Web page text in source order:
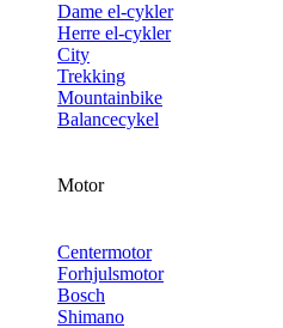
Dame el-cykler
Herre el-cykler
City
Trekking
Mountainbike
Balancecykel
Motor
Centermotor
Forhjulsmotor
Bosch
Shimano